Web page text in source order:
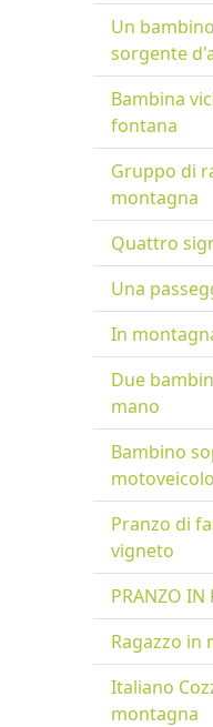
Un
sorgente
Bambina
fontana
Gruppo di
montagna
Quattro
Una
In
Due
mano
Bambino
motoveicolo
Pranzo di
vigneto
PRANZO IN
Ragazzo in
Italiano
montagna